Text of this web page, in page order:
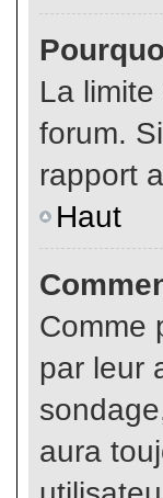
La limite
forum.
rapport
Haut
Comme
par leur
aura